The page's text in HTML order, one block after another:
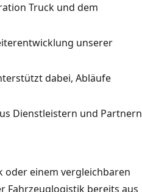
Truck und dem
unserer
dabei, Abläufe
Dienstleistern und Partnern
oder einem vergleichbaren
Fahrzeuglogistik bereits aus